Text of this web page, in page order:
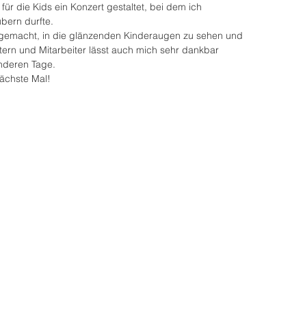
die Kids ein Konzert gestaltet, bei dem ich
durfte.
in die glänzenden Kinderaugen zu sehen und
und Mitarbeiter lässt auch mich sehr dankbar
Tage.
Mal!